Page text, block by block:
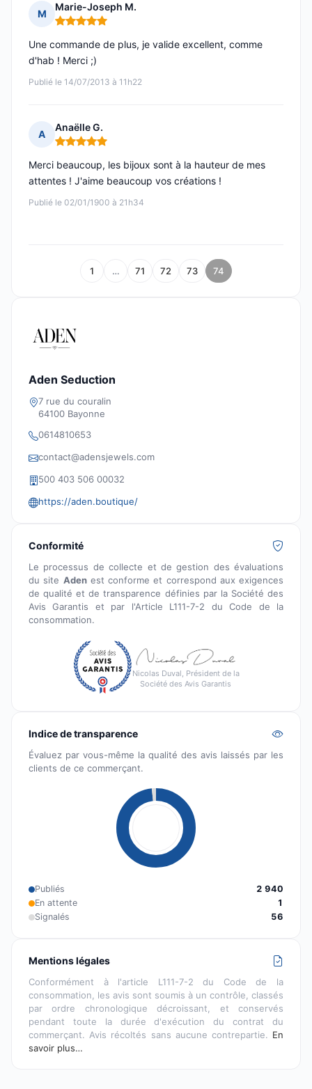
M
Marie-Joseph M.
Note : 5 sur 5
Publié le 14/07/2013 à 11h22
Une commande de plus, je valide excellent, comme
d'hab ! Merci ;)
A
Anaëlle G.
Note : 5 sur 5
Publié le 02/01/1900 à 21h34
Merci beaucoup, les bijoux sont à la hauteur de mes
attentes ! J'aime beaucoup vos créations !
1 … 71 72 73 74
Aden Seduction
7 rue du couralin
64100 Bayonne
0614810653
contact@adensjewels.com
500 403 506 00032
https://aden.boutique/
Conformité
Le processus de collecte et de gestion des évaluations
du site Adenest conforme et correspond aux exigences
de qualité et de transparence définies par la Société des
Avis Garantis et par l'Article L111-7-2 du Code de la
consommation.
Nicolas Duval, Président de la
Société des Avis Garantis
Indice de transparence
Évaluez par vous-même la qualité des avis laissés par les
clients de ce commerçant.
Publiés
2 940
En attente
1
Signalés
56
Mentions légales
Conformément à l'article L111-7-2 du Code de la
consommation, les avis sont soumis à un contrôle, classés
par ordre chronologique décroissant, et conservés
pendant toute la durée d'exécution du contrat du
commerçant. Avis récoltés sans aucune contrepartie. En
savoir plus…